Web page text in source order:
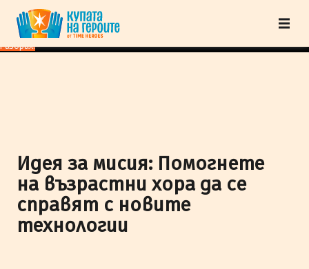
"Купата на героите" от TimeHeroes ползва cookies, за да осигурим по-
добро представяне на сайта и да подобрим Вашето преживяване.Научи
повече
Разбрах!
Идея за мисия: Помогнете
на възрастни хора да се
справят с новите
технологии